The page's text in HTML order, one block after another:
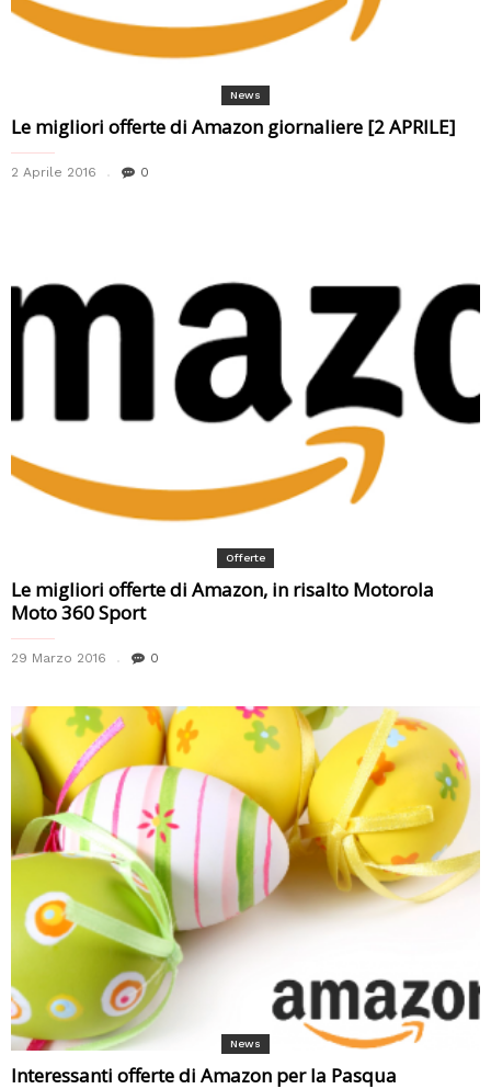
News
Le migliori offerte di Amazon giornaliere [2 APRILE]
2 Aprile 2016 0
Offerte
Le migliori offerte di Amazon, in risalto Motorola
Moto 360 Sport
29 Marzo 2016 0
News
Interessanti offerte di Amazon per la Pasqua